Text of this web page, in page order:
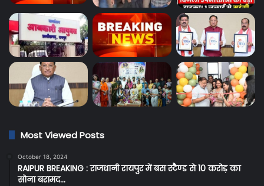
Most Viewed Posts
October 18, 2024
RAIPUR BREAKING : राजधानी रायपुर में बस स्टैण्ड से 10 करोड़ का
सोना बरामद…